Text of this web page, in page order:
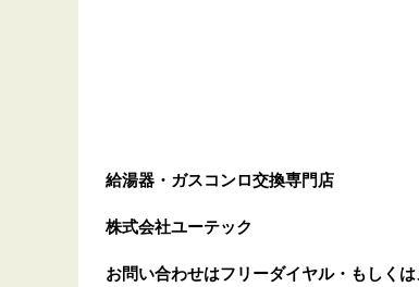
給湯器・ガスコンロ交換専門店
株式会社ユーテック
お問い合わせはフリーダイヤル・もしく